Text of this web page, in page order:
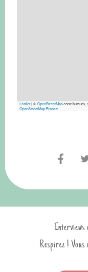
Leaflet|©OpenStreetMapcontributeurs,
OpenStreetMap France
Interviews
Respirez !